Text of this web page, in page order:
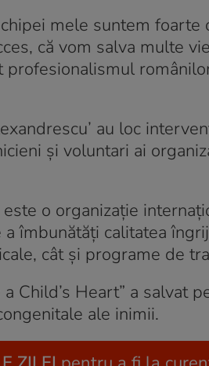
mele suntem
că vom salva multe
au loc
și voluntari ai
este o organizație
îmbunătăți calitatea
cât și programe de
a Child’s Heart” a
ale inimii.